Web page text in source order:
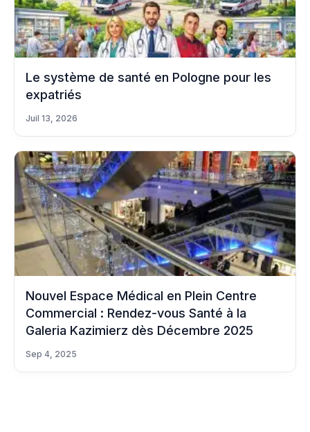
Le système de santé en Pologne pour les
expatriés
Juil 13, 2026
Nouvel Espace Médical en Plein Centre
Commercial : Rendez-vous Santé à la
Galeria Kazimierz dès Décembre 2025
Sep 4, 2025